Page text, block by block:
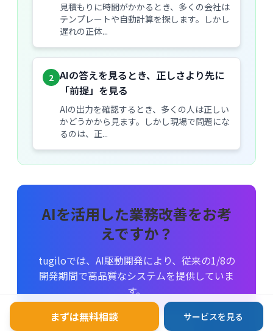
見積もりに時間がかかるとき、多くの会社は
テンプレートや自動計算を探します。しかし
遅れの正体...
2 AIの答えを見るとき、正しさより先に
「前提」を見る
AIの出力を確認するとき、多くの人は正しい
かどうかから見ます。しかし現場で問題にな
るのは、正...
AIを活用した業務改善をお考
えですか？
tugiloでは、AI駆動開発により、従来の1/8の
開発期間で高品質なシステムを提供していま
す。
まずは無料相談 サービスを見る